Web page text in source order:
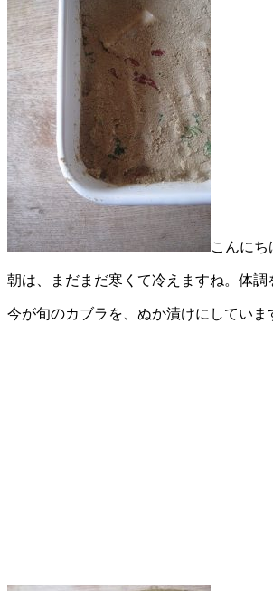
こんにち
朝は、まだまだ寒くて冷えますね。体調
今が旬のカブラを、ぬか漬けにしてい